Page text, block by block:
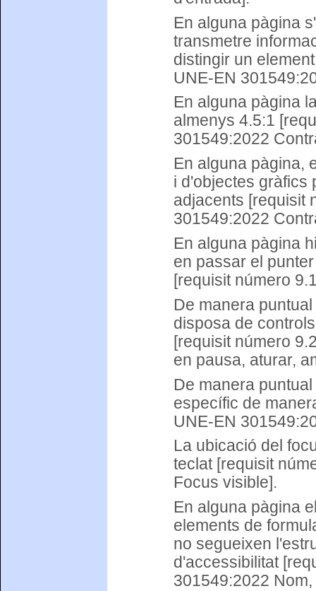
En alguna pàgina
transmetre
distingir un
UNE-EN
En alguna pàgina
almenys 4.5:1
301549:2022
En alguna pàgina,
i d'objectes gràfics
adjacents [requisit
301549:2022
En alguna pàgina
en passar el
[requisit número
De manera
disposa de
[requisit número
en pausa, aturar,
De manera
específic de
UNE-EN
La ubicació del
teclat [requisit
Focus visible].
En alguna pàgina
elements de
no segueixen
d'accessibilitat
301549:2022